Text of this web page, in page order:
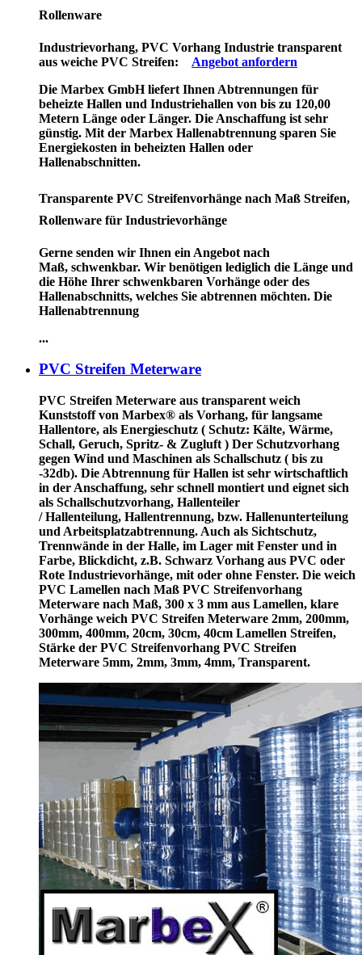
Rollenware
Industrievorhang, PVC Vorhang Industrie transparent
aus weiche PVC Streifen:
Angebot anfordern
Die Marbex GmbH liefert Ihnen Abtrennungen für
beheizte Hallen und Industriehallen von bis zu 120,00
Metern Länge oder Länger. Die Anschaffung ist sehr
günstig. Mit der Marbex Hallenabtrennung sparen Sie
Energiekosten in beheizten Hallen oder
Hallenabschnitten.
Transparente PVC Streifenvorhänge nach Maß Streifen,
Rollenware für Industrievorhänge
Gerne senden wir Ihnen ein Angebot nach
Maß, schwenkbar. Wir benötigen lediglich die Länge und
die Höhe Ihrer schwenkbaren Vorhänge oder des
Hallenabschnitts, welches Sie abtrennen möchten. Die
Hallenabtrennung
...
PVC Streifen Meterware
PVC Streifen Meterware aus transparent weich
Kunststoff von Marbex® als Vorhang, für langsame
Hallentore, als Energieschutz ( Schutz: Kälte, Wärme,
Schall, Geruch, Spritz- & Zugluft ) Der Schutzvorhang
gegen Wind und Maschinen als Schallschutz ( bis zu
-32db). Die Abtrennung für Hallen ist sehr wirtschaftlich
in der Anschaffung, sehr schnell montiert und eignet sich
als Schallschutzvorhang, Hallenteiler
/Hallenteilung, Hallentrennung, bzw. Hallenunterteilung
und Arbeitsplatzabtrennung. Auch als Sichtschutz,
Trennwände in der Halle, im Lager mit Fenster und in
Farbe, Blickdicht, z.B. Schwarz Vorhang aus PVC oder
Rote Industrievorhänge, mit oder ohne Fenster. Die weich
PVC Lamellen nach Maß PVC Streifenvorhang
Meterware nach Maß, 300 x 3 mm aus Lamellen, klare
Vorhänge weich PVC Streifen Meterware 2mm, 200mm,
300mm, 400mm, 20cm, 30cm, 40cm Lamellen Streifen,
Stärke der PVC Streifenvorhang PVC Streifen
Meterware 5mm, 2mm, 3mm, 4mm, Transparent.